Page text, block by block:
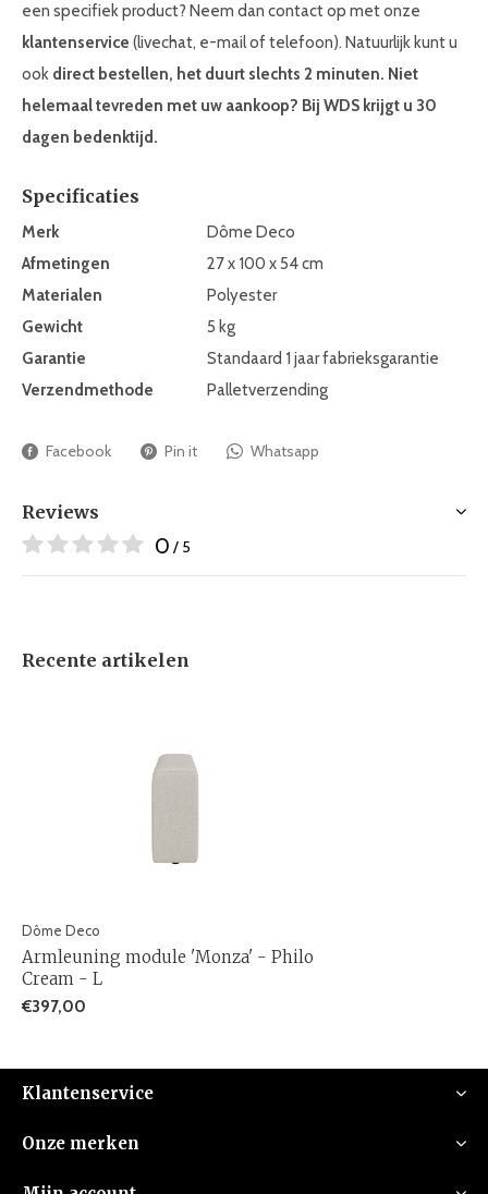
een specifiek product? Neem dan contact op met onze
klantenservice (livechat, e-mail of telefoon). Natuurlijk kunt u
ook direct bestellen, het duurt slechts 2 minuten. Niet
helemaal tevreden met uw aankoop? Bij WDS krijgt u 30
dagen bedenktijd.
Specificaties
Merk
Dôme Deco
Afmetingen
27 x 100 x 54 cm
Materialen
Polyester
Gewicht
5 kg
Garantie
Standaard 1 jaar fabrieksgarantie
Verzendmethode
Palletverzending
Facebook Pin it Whatsapp
Reviews
0 / 5
Recente artikelen
Dôme Deco
Armleuning module 'Monza' - Philo
Cream - L
€397,00
Klantenservice
Onze merken